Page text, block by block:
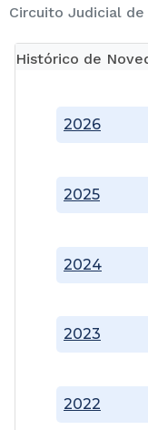
Circuito Judicial de
Histórico de
2022
2023
2024
2025
2026